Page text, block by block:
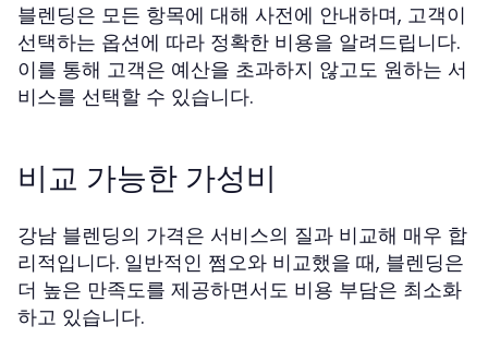
블렌딩은 모든 항목에 대해 사전에 안내하며, 고객이
선택하는 옵션에 따라 정확한 비용을 알려드립니다.
이를 통해 고객은 예산을 초과하지 않고도 원하는 서
비스를 선택할 수 있습니다.
비교 가능한 가성비
강남 블렌딩의 가격은 서비스의 질과 비교해 매우 합
리적입니다. 일반적인 쩜오와 비교했을 때, 블렌딩은
더 높은 만족도를 제공하면서도 비용 부담은 최소화
하고 있습니다.